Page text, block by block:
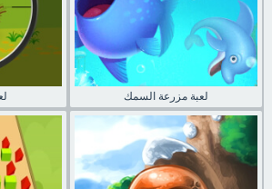
لعبة مزرعة السمك